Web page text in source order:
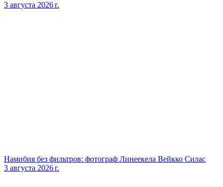
3 августа 2026 г.
Намибия без фильтров: фотограф Линеекела Вейкко Силас
3 августа 2026 г.